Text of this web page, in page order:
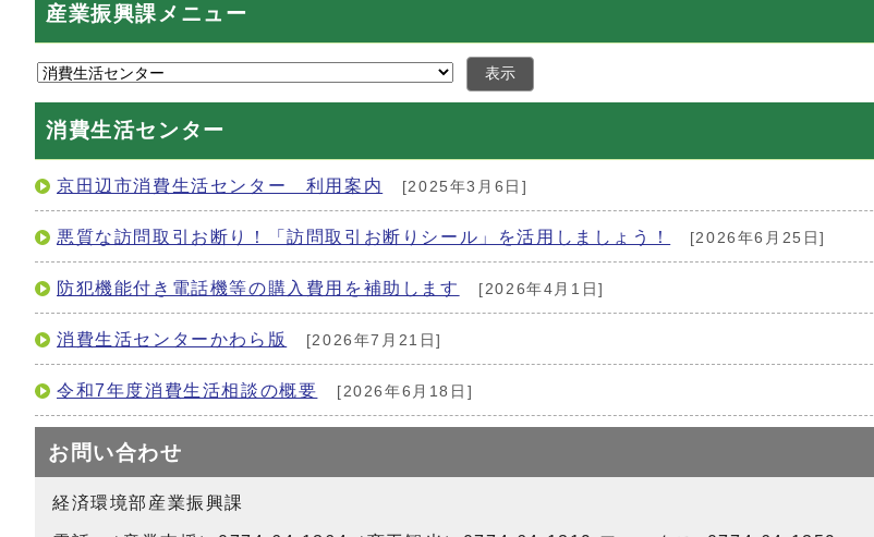
産業振興課メニュー
表示
消費生活センター
京田辺市消費生活センター 利用案内 [2025年3月6日]
悪質な訪問取引お断り！「訪問取引お断りシール」を活用しましょう！ [2026年6月25日]
防犯機能付き電話機等の購入費用を補助します [2026年4月1日]
消費生活センターかわら版 [2026年7月21日]
令和7年度消費生活相談の概要 [2026年6月18日]
お問い合わせ
経済環境部産業振興課